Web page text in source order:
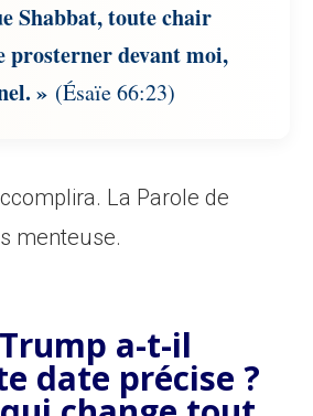
Shabbat, toute chair
prosterner devant moi,
» (Ésaïe 66:23)
La Parole de
menteuse.
a-t-il
date précise ?